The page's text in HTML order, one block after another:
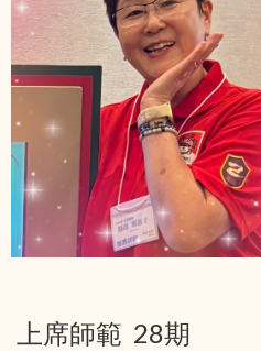
上席師範 28期